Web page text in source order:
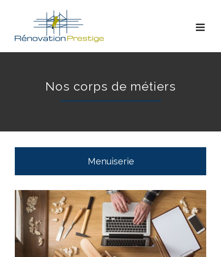
content
Nos corps de métiers
Menuiserie